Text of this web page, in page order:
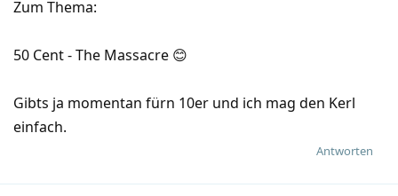
Zum Thema:
50 Cent - The Massacre 😊
Gibts ja momentan fürn 10er und ich mag den Kerl
einfach.
Antworten